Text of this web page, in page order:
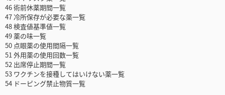
46 術前休薬期間一覧
47 冷所保存が必要な薬一覧
48 検査値基準値一覧
49 薬の味一覧
50 点眼薬の使用間隔一覧
51 外用薬の使用回数一覧
52 出席停止期間一覧
53 ワクチンを接種してはいけない薬一覧
54 ドーピング禁止物質一覧